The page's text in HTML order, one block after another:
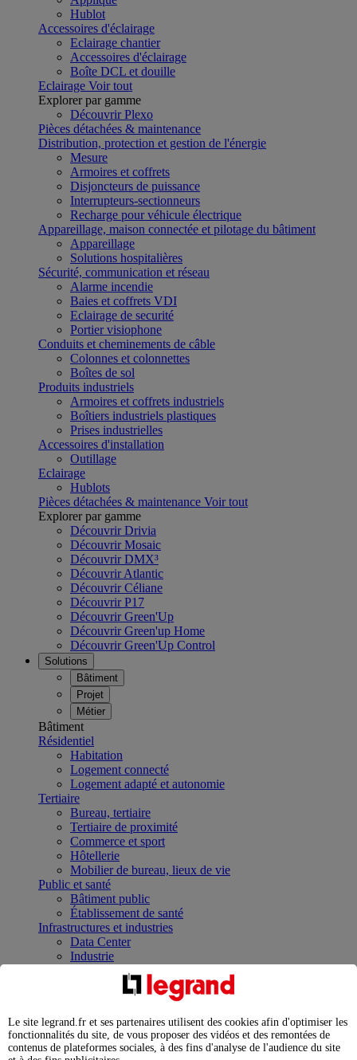
Hublot
Accessoires d'éclairage
Eclairage chantier
Accessoires d'éclairage
Boîte DCL et douille
Eclairage Voir tout
Explorer par gamme
Découvrir Plexo
Pièces détachées & maintenance
Distribution, protection et gestion de l'énergie
Mesure
Armoires et coffrets
Disjoncteurs de puissance
Interrupteurs-sectionneurs
Recharge pour véhicule électrique
Appareillage, maison connectée et pilotage du bâtiment
Appareillage
Solutions hospitalières
Sécurité, communication et réseau
Alarme incendie
Baies et coffrets VDI
Eclairage de securité
Portier visiophone
Conduits et cheminements de câble
Colonnes et colonnettes
Boîtes de sol
Produits industriels
Armoires et coffrets industriels
Boîtiers industriels plastiques
Prises industrielles
Accessoires d'installation
Outillage
Eclairage
Hublots
Pièces détachées & maintenance Voir tout
Explorer par gamme
Découvrir Drivia
Découvrir Mosaic
Découvrir DMX³
Découvrir Atlantic
Découvrir Céliane
Découvrir P17
Découvrir Green'Up
Découvrir Green'up Home
Découvrir Green'Up Control
Solutions
Bâtiment
Projet
Métier
Bâtiment
Résidentiel
Habitation
Logement connecté
Logement adapté et autonomie
Tertiaire
Bureau, tertiaire
Tertiaire de proximité
Commerce et sport
Hôtellerie
Mobilier de bureau, lieux de vie
Public et santé
Bâtiment public
Établissement de santé
Infrastructures et industries
Data Center
Industrie
Infrastructures
Contrôler et planifier le fonctionnement des appareils
Répartir et optimiser son tableau électrique
Legrand Data Center Solutions : concentrer les
expertises au service de vos performances
Le site legrand.fr et ses partenaires utilisent des cookies afin d'optimiser les
fonctionnalités du site, de vous proposer des vidéos et des remontées de
contenus de plateformes sociales, à des fins d'analyse de l'audience du site